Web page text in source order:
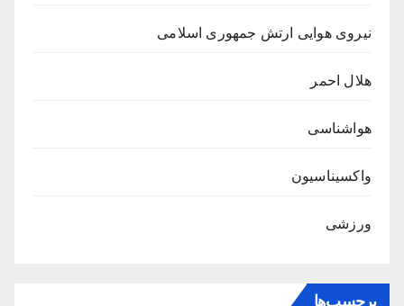
نیروی هوایی ارتش جمهوری اسلامی
هلال احمر
هواشناسی
واکسیناسیون
ورزشی
برچسب‌ها